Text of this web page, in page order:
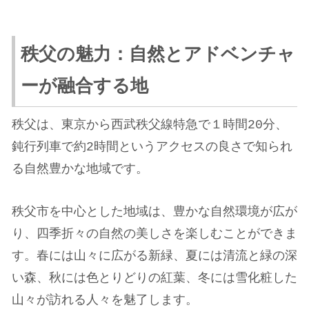
秩父の魅力：自然とアドベンチャ
ーが融合する地
秩父は、東京から西武秩父線特急で１時間20分、
鈍行列車で約2時間というアクセスの良さで知られ
る自然豊かな地域です。
秩父市を中心とした地域は、豊かな自然環境が広が
り、四季折々の自然の美しさを楽しむことができま
す。春には山々に広がる新緑、夏には清流と緑の深
い森、秋には色とりどりの紅葉、冬には雪化粧した
山々が訪れる人々を魅了します。